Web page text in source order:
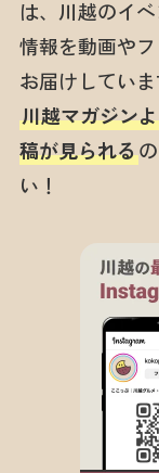
は、川越のイ
情報を動画や
お届けしていま
川越マガジン
稿が見られる
い！